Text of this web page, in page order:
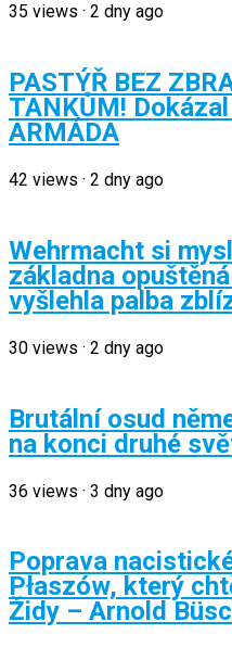
35 views · 2 dny ago
PASTÝŘ BEZ
TANKŮM!
ARMÁDA
42 views · 2 dny ago
Wehrmacht si
základna
vyšlehla palba
30 views · 2 dny ago
Brutální osud
na konci druhé
36 views · 3 dny ago
Poprava
Płaszów, který
Židy – Arnold